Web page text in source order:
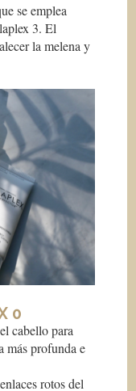
se emplea
3. El
la melena y
0
cabello para
más profunda e
rotos del